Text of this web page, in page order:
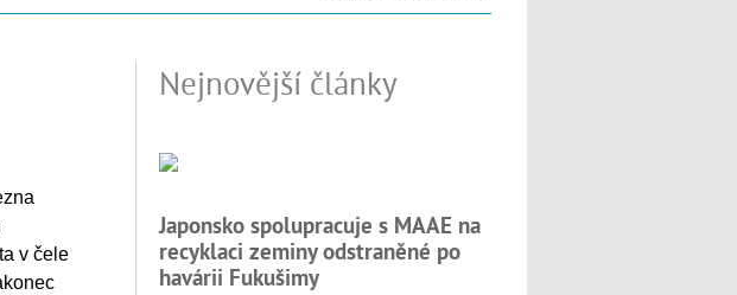
v čele
Nejnovější články
Japonsko spolupracuje s MAAE na
recyklaci zeminy odstraněné po
havárii Fukušimy